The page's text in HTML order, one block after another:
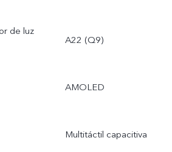
de luz
A22 (Q9)
AMOLED
Multitáctil capacitiva